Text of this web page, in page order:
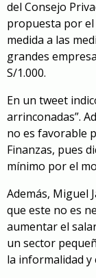
del Consejo
propuesta por
medida a las
grandes
S/1.000.
En un tweet
arrinconadas”.
no es favorable
Finanzas, pues
mínimo por el
Además, Miguel
que este no es
aumentar el
un sector
la informalidad y